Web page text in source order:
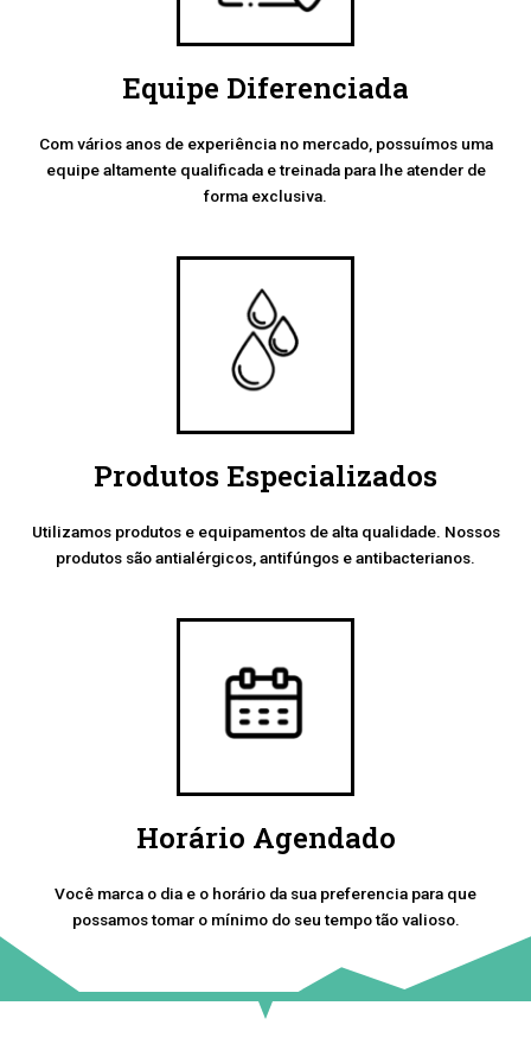
Equipe Diferenciada
Com vários anos de experiência no mercado, possuímos uma
equipe altamente qualificada e treinada para lhe atender de
forma exclusiva.
Produtos Especializados
Utilizamos produtos e equipamentos de alta qualidade. Nossos
produtos são antialérgicos, antifúngos e antibacterianos.
Horário Agendado
Você marca o dia e o horário da sua preferencia para que
possamos tomar o mínimo do seu tempo tão valioso.